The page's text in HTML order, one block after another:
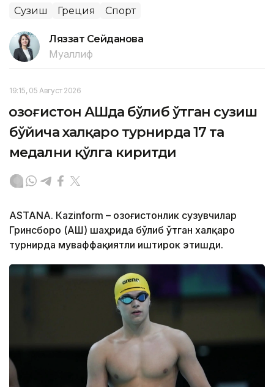
Сузиш Греция Спорт
Ляззат Сейданова
Муаллиф
19:15, 05 Август 2026
Қозоғистон АҚШда бўлиб ўтган сузиш
бўйича халқаро турнирда 17 та
медални қўлга киритди
ASTANА. Кazinform – Қозоғистонлик сузувчилар
Гринсборо (АҚШ) шаҳрида бўлиб ўтган халқаро
турнирда муваффақиятли иштирок этишди.